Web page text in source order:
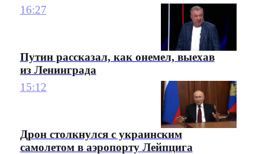
16:27
Путин рассказал, как онемел, выехав
из Ленинграда
15:12
Дрон столкнулся с украинским
самолетом в аэропорту Лейпцига